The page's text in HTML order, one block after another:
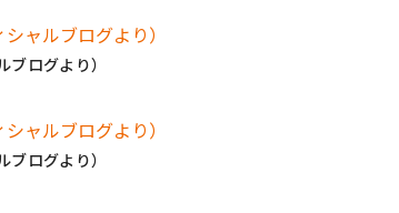
ログより）
ログより）